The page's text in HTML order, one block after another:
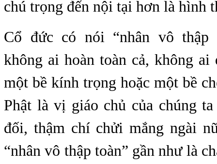
chú trọng đến nội tại hơn là hình
Cổ đức có nói “nhân vô thập
không ai hoàn toàn cả, không
một bề kính trọng hoặc một bề
Phật là vị giáo chủ của chúng
đối, thậm chí chửi mắng ngài
“nhân vô thập toàn” gần như là